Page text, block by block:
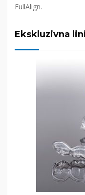
FullAlign.
Ekskluzivna